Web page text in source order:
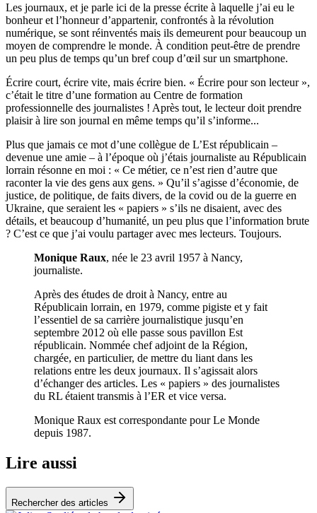
Les journaux, et je parle ici de la presse écrite à laquelle j’ai eu le
bonheur et l’honneur d’appartenir, confrontés à la révolution
numérique, se sont réinventés mais ils demeurent pour beaucoup un
moyen de comprendre le monde. À condition peut-être de prendre
un peu plus de temps qu’un bref coup d’œil sur un smartphone.
Écrire court, écrire vite, mais écrire bien. « Écrire pour son lecteur »,
c’était le titre d’une formation au Centre de formation
professionnelle des journalistes ! Après tout, le lecteur doit prendre
plaisir à lire son journal en même temps qu’il s’informe...
Plus que jamais ce mot d’une collègue de L’Est républicain –
devenue une amie – à l’époque où j’étais journaliste au Républicain
lorrain résonne en moi : « Ce métier, ce n’est rien d’autre que
raconter la vie des gens aux gens. » Qu’il s’agisse d’économie, de
justice, de politique, de faits divers, de la covid ou de la guerre en
Ukraine, que seraient les « papiers » s’ils ne disaient, avec des
détails, et beaucoup d’humanité, un peu plus que l’information brute
? C’est ce que j’ai voulu partager avec mes lecteurs. Toujours.
Monique Raux, née le 23 avril 1957 à Nancy,
journaliste.
Après des études de droit à Nancy, entre au
Républicain lorrain, en 1979, comme pigiste et y fait
l’essentiel de sa carrière journalistique jusqu’en
septembre 2012 où elle passe sous pavillon Est
républicain. Nommée chef adjoint de la Région,
chargée, en particulier, de mettre du liant dans les
relations entre les deux journaux. Il s’agissait alors
d’échanger des articles. Les « papiers » des journalistes
du RL étaient transmis à l’ER et vice versa.
Monique Raux est correspondante pour Le Monde
depuis 1987.
Lire aussi
Rechercher des articles